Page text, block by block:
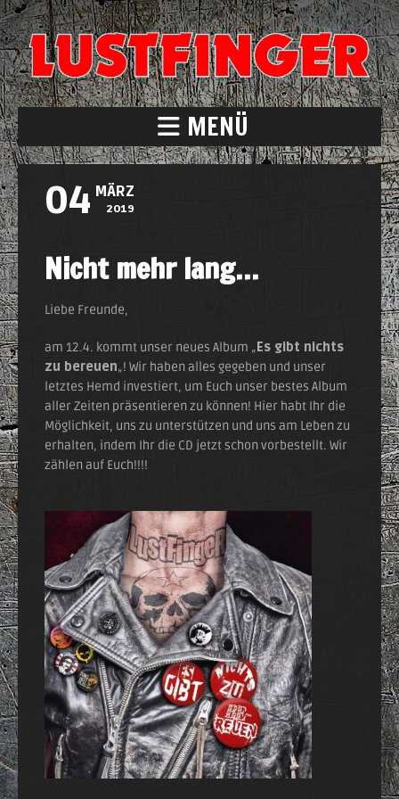
MENÜ
04 MÄRZ
2019
Nicht mehr lang…
Liebe Freunde,
am 12.4. kommt unser neues Album „ Es gibt nichts
zu bereuen„! Wir haben alles gegeben und unser
letztes Hemd investiert, um Euch unser bestes Album
aller Zeiten präsentieren zu können! Hier habt Ihr die
Möglichkeit, uns zu unterstützen und uns am Leben zu
erhalten, indem Ihr die CD jetzt schon vorbestellt. Wir
zählen auf Euch!!!!